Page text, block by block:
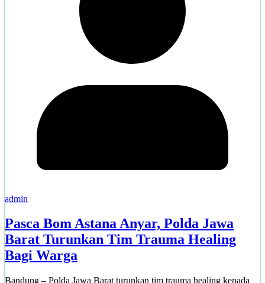
admin
Pasca Bom Astana Anyar, Polda Jawa
Barat Turunkan Tim Trauma Healing
Bagi Warga
Bandung – Polda Jawa Barat turunkan tim trauma healing kepada